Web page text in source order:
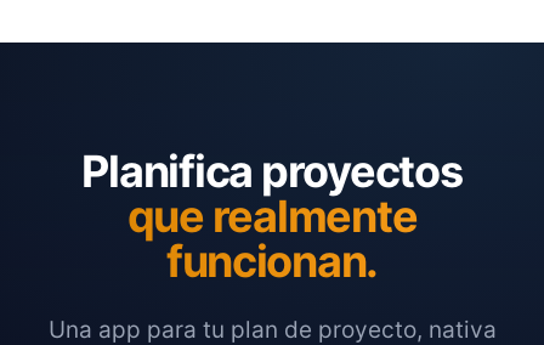
Planifica proyectos
que realmente
funcionan.
Una app para tu plan de proyecto, nativa